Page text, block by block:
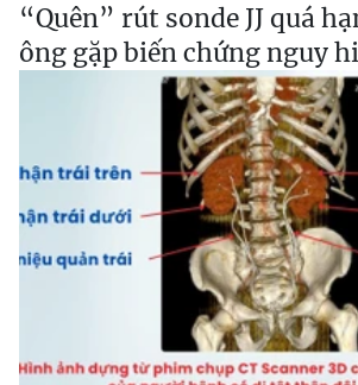
“Quên” rút sonde JJ quá
ông gặp biến chứng nguy